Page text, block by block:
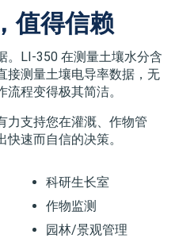
值得信赖
。LI-350 在测量土壤水分含
接测量土壤电导率数据，无
程变得极其简洁。
力支持您在灌溉、作物管
速而自信的决策。
科研生长室
作物监测
园林/景观管理